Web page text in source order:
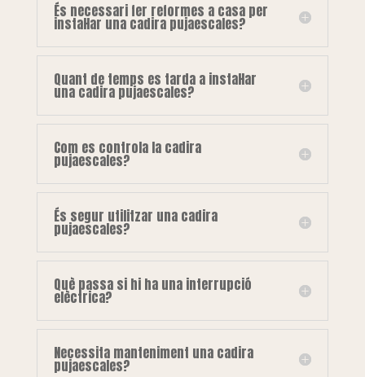
És necessari fer reformes a casa per
instal·lar una cadira pujaescales?
Quant de temps es tarda a instal·lar
una cadira pujaescales?
Com es controla la cadira
pujaescales?
És segur utilitzar una cadira
pujaescales?
Què passa si hi ha una interrupció
elèctrica?
Necessita manteniment una cadira
pujaescales?